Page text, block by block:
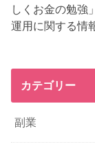
しくお金の勉強
運用に関する情
カテゴリー
副業